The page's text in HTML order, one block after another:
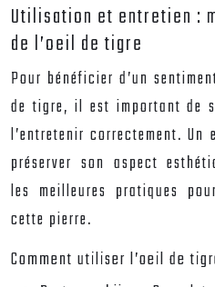
Utilisation et entretien :
de l’oeil de tigre
Pour bénéficier d’un
de tigre, il est important de
l’entretenir correctement.
préserver son aspect
les meilleures pratiques
cette pierre.
Comment utiliser l’oeil de